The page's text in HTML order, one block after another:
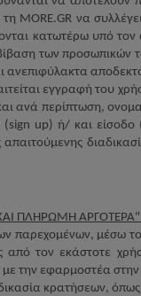
MORE.GR να
κατωτέρω υπό
των προσωπικών
ανεπιφύλακτα
εγγραφή του
ανά περίπτωση,
(sign up) ή/ και είσοδο
ΠΛΗΡΩΜΗ ΑΡΓΟΤΕΡΑ"
παρεχομένων, μέσω
από τον εκάστοτε
την εφαρμοστέα
κρατήσεων,